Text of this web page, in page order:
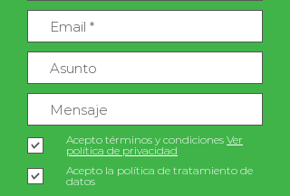
Acepto términos y condiciones Ver
política de privacidad
Acepto la política de tratamiento de
datos